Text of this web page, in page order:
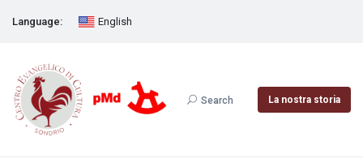
Language: English
Search La nostra storia